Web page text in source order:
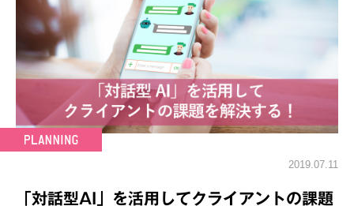
2019.07.11
「対話型AI」を活用してクライアントの課題